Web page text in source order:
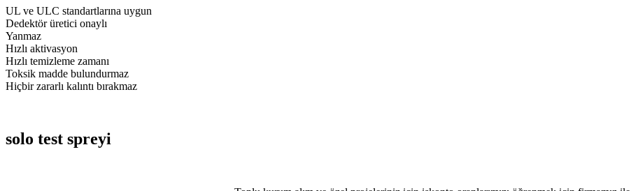
UL ve ULC standartlarına uygun
Dedektör üretici onaylı
Yanmaz
Hızlı aktivasyon
Hızlı temizleme zamanı
Toksik madde bulundurmaz
Hiçbir zararlı kalıntı bırakmaz
solo test spreyi